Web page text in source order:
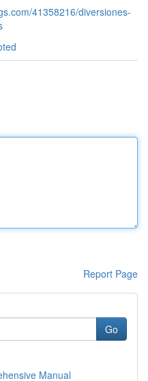
41358216/diversiones-
Report Page
Go
Manual